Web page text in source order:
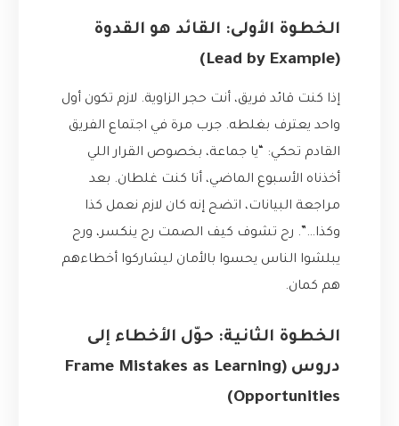
الخطوة الأولى: القائد هو القدوة
(Lead by Example)
إذا كنت قائد فريق، أنت حجر الزاوية. لازم تكون أول
واحد يعترف بغلطه. جرب مرة في اجتماع الفريق
القادم تحكي: “يا جماعة، بخصوص القرار اللي
أخذناه الأسبوع الماضي، أنا كنت غلطان. بعد
مراجعة البيانات، اتضح إنه كان لازم نعمل كذا
وكذا…”. رح تشوف كيف الصمت رح ينكسر، ورح
يبلشوا الناس يحسوا بالأمان ليشاركوا أخطاءهم
هم كمان.
الخطوة الثانية: حوّل الأخطاء إلى
دروس (Frame Mistakes as Learning
Opportunities)